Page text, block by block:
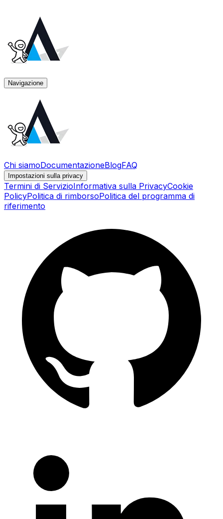
Navigazione
Chi siamoDocumentazioneBlogFAQ
Impostazioni sulla privacy
Termini di ServizioInformativa sulla PrivacyCookie
PolicyPolitica di rimborsoPolitica del programma di
riferimento